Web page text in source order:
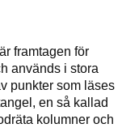
är framtagen för
används i stora
punkter som läses
en så kallad
kolumner och